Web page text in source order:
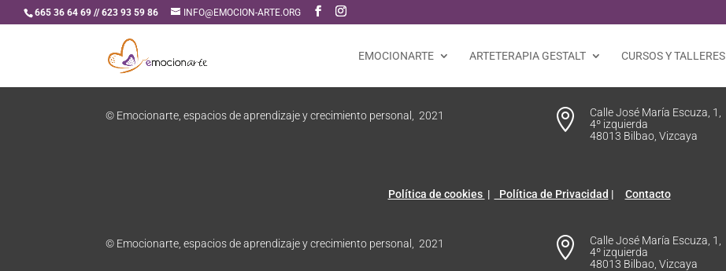
665 36 64 69 // 623 93 59 86 INFO@EMOCION-ARTE.ORG
EMOCIONARTE ARTETERAPIA GESTALT CURSOS Y TALLERES
© Emocionarte, espacios de aprendizaje y crecimiento personal, 2021 
Calle José María Escuza, 1,
4º izquierda
48013 Bilbao, Vizcaya
Política de cookies | Política de Privacidad | Contacto
© Emocionarte, espacios de aprendizaje y crecimiento personal, 2021 
Calle José María Escuza, 1,
4º izquierda
48013 Bilbao, Vizcaya